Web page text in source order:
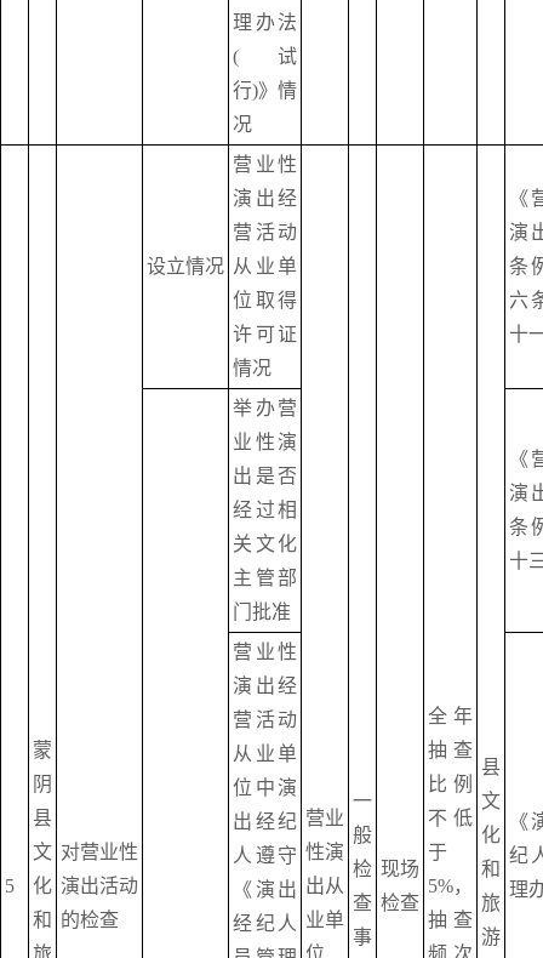
理办法
(试
行)》情
况
5
蒙
阴
县
文
化
和
旅
对营业性
演出活动
的检查
设立情况
营业性
演出经
营活动
从业单
位取得
许可证
情况
营业
性演
出从
业单
位
一
般
检
查
事
现场
检查
全年
抽查
比例
不低
于
5%，
抽查
频次
县
文
化
和
旅
游
《
演
条
六
十
举办营
业性演
出是否
经过相
关文化
主管部
门批准
《
演
条
十
营业性
演出经
营活动
从业单
位中演
出经纪
人遵守
《演出
经纪人
《
纪
理